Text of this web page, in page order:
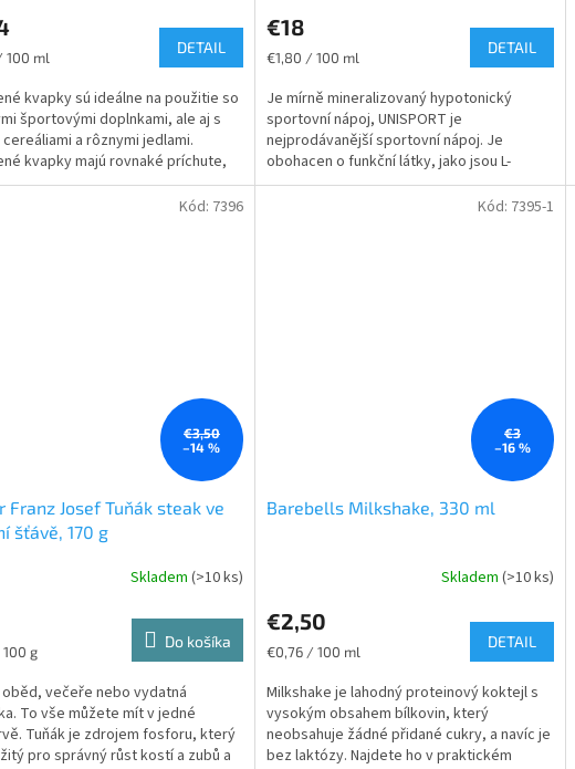
100 ml
DETAIL
kvapky sú ideálne na použitie so
športovými doplnkami, ale aj s
a rôznymi jedlami.
kvapky majú rovnaké príchute,
produktu
je
5,0
z
5
hviezdičiek.
€18
Jednotková
€1,80 / 100 ml
DETAIL
Je mírně mineralizovaný hypotonický
sportovní nápoj, UNISPORT je
nejprodávanější sportovní nápoj. Je
obohacen o funkční látky, jako jsou L-
karnitin, L-alanin a taurin.
€3,50
–14 %
Franz Josef Tuňák steak ve
šťávě, 170 g
Skladem (>10 ks)
g
Do košíka
oběd, večeře nebo vydatná
To vše můžete mít v jedné
Tuňák je zdrojem fosforu, který
pro správný růst kostí a zubů a
Kód: 7396
€3
–16 %
Barebells Milkshake, 330 ml
Skladem (>10 ks)
€2,50
Jednotková
€0,76 / 100 ml
DETAIL
Milkshake je lahodný proteinový koktejl s
vysokým obsahem bílkovin, který
neobsahuje žádné přidané cukry, a navíc je
bez laktózy. Najdete ho v praktickém
Kód: 7395-1